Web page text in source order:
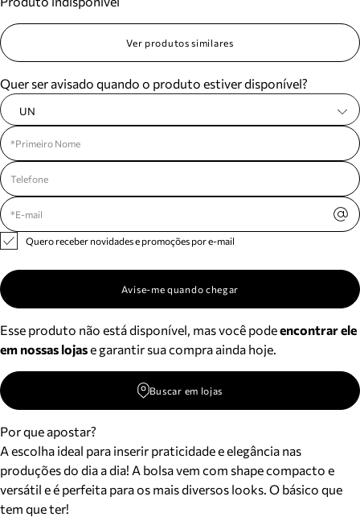
Ver produtos similares
Quer ser avisado quando o produto estiver disponível?
UN
Quero receber novidades e promoções por e-mail
Avise-me quando chegar
Esse produto não está disponível, mas você podeencontrar ele
em nossas lojase garantir sua compra ainda hoje.
Buscar em lojas
Por que apostar?
A escolha ideal para inserir praticidade e elegância nas
produções do dia a dia! A bolsa vem com shape compacto e
versátil e é perfeita para os mais diversos looks. O básico que
tem que ter!